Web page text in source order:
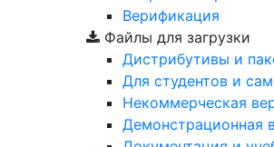
Верификация
Файлы для загрузки
Дистрибутивы и
Для студентов и
Некоммерческая
Демонстрационная